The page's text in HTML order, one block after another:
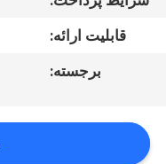
تماس
درخواست
نقل قول
قابلیت ارائه:
برجسته: